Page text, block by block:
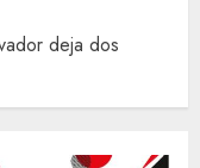
deja dos